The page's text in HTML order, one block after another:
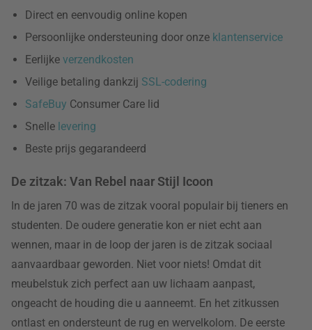
Direct en eenvoudig online kopen
Persoonlijke ondersteuning door onze klantenservice
Eerlijke verzendkosten
Veilige betaling dankzij SSL-codering
SafeBuy Consumer Care lid
Snelle levering
Beste prijs gegarandeerd
De zitzak: Van Rebel naar Stijl Icoon
In de jaren 70 was de zitzak vooral populair bij tieners en
studenten. De oudere generatie kon er niet echt aan
wennen, maar in de loop der jaren is de zitzak sociaal
aanvaardbaar geworden. Niet voor niets! Omdat dit
meubelstuk zich perfect aan uw lichaam aanpast,
ongeacht de houding die u aanneemt. En het zitkussen
ontlast en ondersteunt de rug en wervelkolom. De eerste